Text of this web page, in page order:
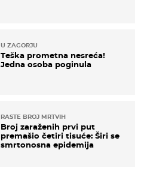
U ZAGORJU
Teška prometna nesreća!
Jedna osoba poginula
RASTE BROJ MRTVIH
Broj zaraženih prvi put
premašio četiri tisuće: Širi se
smrtonosna epidemija